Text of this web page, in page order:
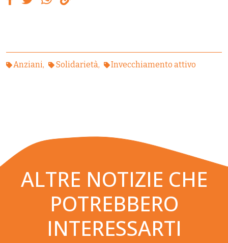
Anziani Solidarietà Invecchiamento attivo
ALTRE NOTIZIE CHE
POTREBBERO
INTERESSARTI